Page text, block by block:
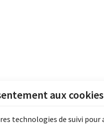
aux cookies
technologies de suivi
et de l'image d'Emile
de Bibliothèque et